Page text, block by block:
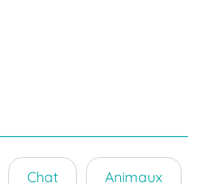
Chat Animaux